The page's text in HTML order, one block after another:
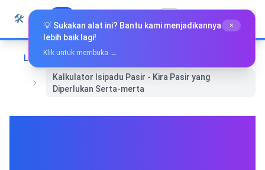
Langkau ke kandungan
🛠️ Whiz Tools Bahasa Melayu
Laman Utama
Matematik & Geometri
Kalkulator Isipadu Pasir - Kira Pasir yang
Diperlukan Serta-merta
💡 Sukakan alat ini? Bantu kami menjadikannya
lebih baik lagi!
×
Klik untuk membuka →